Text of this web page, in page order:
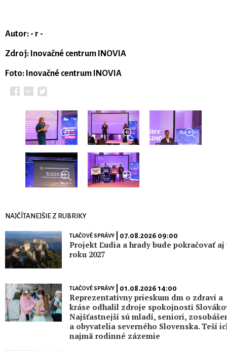
Autor: - r -
Zdroj: Inovačné centrum INOVIA
Foto: Inovačné centrum INOVIA
NAJČÍTANEJŠIE Z RUBRIKY
TLAČOVÉ SPRÁVY| 07.08.2026 09:00
Projekt Ľudia a hrady bude pokračovať aj
roku 2027
TLAČOVÉ SPRÁVY| 01.08.2026 14:00
Reprezentatívny prieskum dm o zdraví a
kráse odhalil zdroje spokojnosti
Najšťastnejší sú mladí, seniori,
a obyvatelia severného Slovenska. Teší
najmä rodinné zázemie